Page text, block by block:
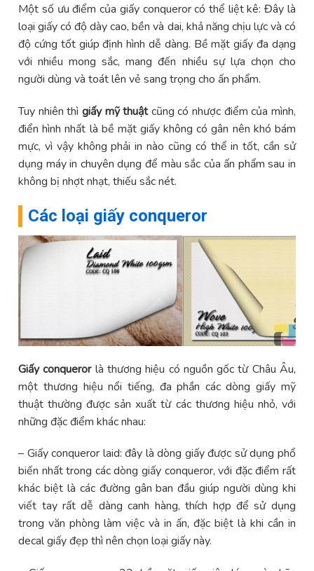
Một số ưu điểm của giấy conqueror có thể liệt kê: Đây là
loại giấy có độ dày cao, bền và dai, khả năng chịu lực và có
độ cứng tốt giúp định hình dễ dàng. Bề mặt giấy đa dạng
với nhiều mong sắc, mang đến nhiều sự lựa chọn cho
người dùng và toát lên vẻ sang trọng cho ấn phẩm.
Tuy nhiên thìgiấy mỹ thuậtcũng có nhược điểm của mình,
điển hình nhất là bề mặt giấy không có gân nên khó bám
mực, vì vậy không phải in nào cũng có thể in tốt, cần sử
dụng máy in chuyên dụng để màu sắc của ấn phẩm sau in
không bị nhợt nhạt, thiếu sắc nét.
Các loại giấy conqueror
Giấy conquerorlà thương hiệu có nguồn gốc từ Châu Âu,
một thương hiệu nổi tiếng, đa phần các dòng giấy mỹ
thuật thường được sản xuất từ các thương hiệu nhỏ, với
những đặc điểm khác nhau:
– Giấy conqueror laid: đây là dòng giấy được sử dụng phổ
biến nhất trong các dòng giấy conqueror, với đặc điểm rất
khác biệt là các đường gân ban đầu giúp người dùng khi
viết tay rất dễ dàng canh hàng, thích hợp để sử dụng
trong văn phòng làm việc và in ấn, đặc biệt là khi cần in
decal giấy đẹp thì nên chọn loại giấy này.